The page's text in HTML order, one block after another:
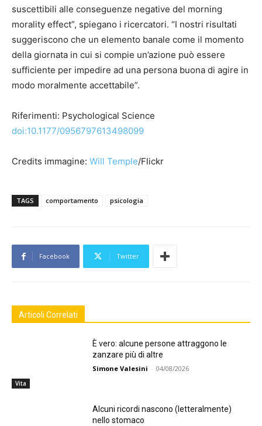
suscettibili alle conseguenze negative del morning
morality effect”, spiegano i ricercatori. “I nostri risultati
suggeriscono che un elemento banale come il momento
della giornata in cui si compie un’azione può essere
sufficiente per impedire ad una persona buona di agire in
modo moralmente accettabile”.
Riferimenti: Psychological Science
doi:10.1177/0956797613498099
Credits immagine: Will Temple/Flickr
TAGS comportamento psicologia
Facebook Twitter
Articoli Correlati
Vita
È vero: alcune persone attraggono le
zanzare più di altre
Simone Valesini - 04/08/2026
Alcuni ricordi nascono (letteralmente)
nello stomaco